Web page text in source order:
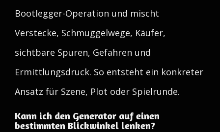
Bootlegger-Operation und mischt
Verstecke, Schmuggelwege, Käufer,
sichtbare Spuren, Gefahren und
Ermittlungsdruck. So entsteht ein konkreter
Ansatz für Szene, Plot oder Spielrunde.
Kann ich den Generator auf einen
bestimmten Blickwinkel lenken?